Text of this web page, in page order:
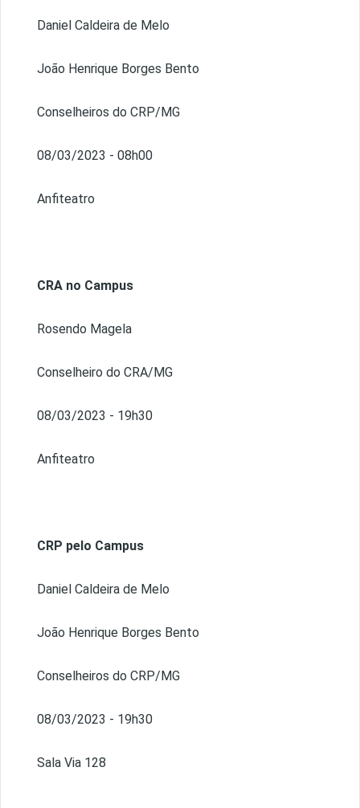
Daniel Caldeira de Melo
João Henrique Borges Bento
Conselheiros do CRP/MG
08/03/2023 - 08h00
Anfiteatro
CRA no Campus
Rosendo Magela
Conselheiro do CRA/MG
08/03/2023 - 19h30
Anfiteatro
CRP pelo Campus
Daniel Caldeira de Melo
João Henrique Borges Bento
Conselheiros do CRP/MG
08/03/2023 - 19h30
Sala Via 128